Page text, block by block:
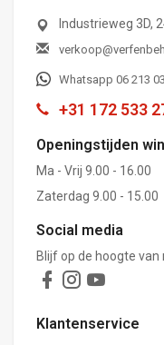
Industrieweg 3D,
Whatsapp 06 213
+31 172 533
Openingstijden
Ma - Vrij 9.00 - 16.00
Zaterdag 9.00 - 15.00
Social media
Blijf op de hoogte
Klantenservice